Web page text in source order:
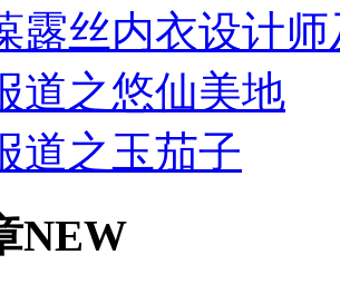
露丝内衣设计
道之悠仙美地
道之玉茄子
NEW